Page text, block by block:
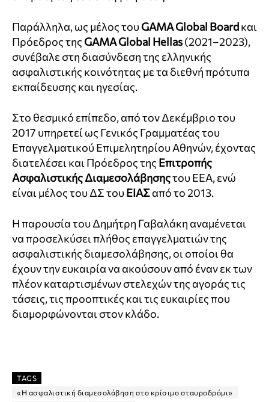
Παράλληλα, ως μέλος τουGAMA Global Boardκαι
Πρόεδρος της GAMA Global Hellas(2021–2023),
συνέβαλε στη διασύνδεση της ελληνικής
ασφαλιστικής κοινότητας με τα διεθνή πρότυπα
εκπαίδευσης και ηγεσίας.
Στο θεσμικό επίπεδο, από τον Δεκέμβριο του
2017 υπηρετεί ως Γενικός Γραμματέας του
Επαγγελματικού Επιμελητηρίου Αθηνών, έχοντας
διατελέσει και Πρόεδρος της Επιτροπής
Ασφαλιστικής Διαμεσολάβησηςτου ΕΕΑ, ενώ
είναι μέλος του ΔΣ τουΕΙΑΣαπό το 2013.
Η παρουσία του Δημήτρη Γαβαλάκη αναμένεται
να προσελκύσει πλήθος επαγγελματιών της
ασφαλιστικής διαμεσολάβησης, οι οποίοι θα
έχουν την ευκαιρία να ακούσουν από έναν εκ των
πλέον καταρτισμένων στελεχών της αγοράς τις
τάσεις, τις προοπτικές και τις ευκαιρίες που
διαμορφώνονται στον κλάδο.
TAGS
«Η ασφαλιστική διαμεσολάβηση στο κρίσιμο σταυροδρόμι»